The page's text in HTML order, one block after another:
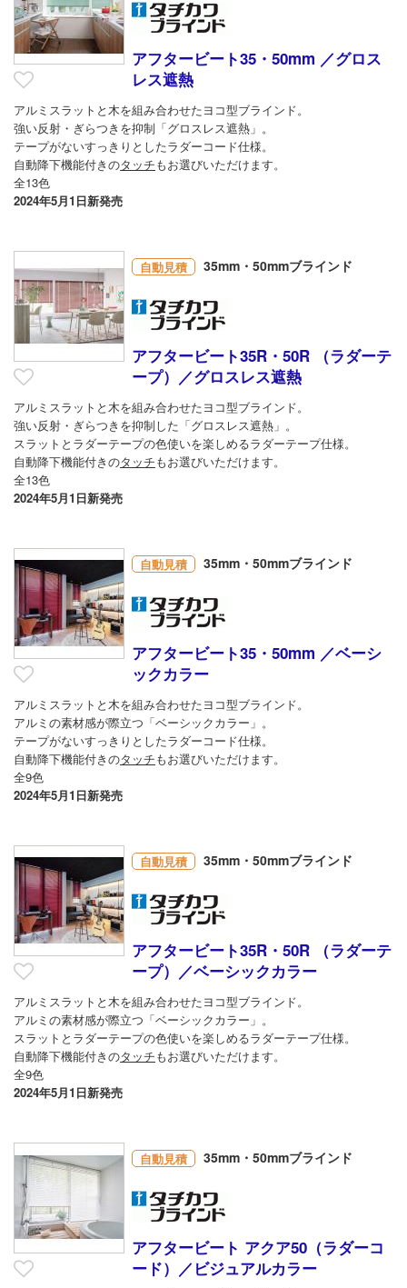
アフタービート35・50mm ／グロス
レス遮熱
アルミスラットと木を組み合わせたヨコ型ブラインド。
強い反射・ぎらつきを抑制「グロスレス遮熱」。
テープがないすっきりとしたラダーコード仕様。
自動降下機能付きのタッチもお選びいただけます。
全13色
2024年5月1日新発売
自動見積 35mm・50mmブラインド
アフタービート35R・50R （ラダーテ
ープ）／グロスレス遮熱
アルミスラットと木を組み合わせたヨコ型ブラインド。
強い反射・ぎらつきを抑制した「グロスレス遮熱」。
スラットとラダーテープの色使いを楽しめるラダーテープ仕様。
自動降下機能付きのタッチもお選びいただけます。
全13色
2024年5月1日新発売
自動見積 35mm・50mmブラインド
アフタービート35・50mm ／ベーシ
ックカラー
アルミスラットと木を組み合わせたヨコ型ブラインド。
アルミの素材感が際立つ「ベーシックカラー」。
テープがないすっきりとしたラダーコード仕様。
自動降下機能付きのタッチもお選びいただけます。
全9色
2024年5月1日新発売
自動見積 35mm・50mmブラインド
アフタービート35R・50R （ラダーテ
ープ）／ベーシックカラー
アルミスラットと木を組み合わせたヨコ型ブラインド。
アルミの素材感が際立つ「ベーシックカラー」。
スラットとラダーテープの色使いを楽しめるラダーテープ仕様。
自動降下機能付きのタッチもお選びいただけます。
全9色
2024年5月1日新発売
自動見積 35mm・50mmブラインド
アフタービート アクア50（ラダーコ
ード）／ビジュアルカラー